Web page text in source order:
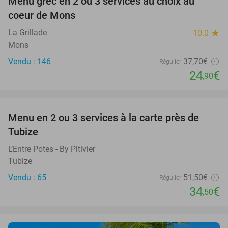
coeur de Mons
La Grillade 10.0 star
Mons
Vendu : 146
Régulier 37,70€
24,90€
33%
Menu en 2 ou 3 services à la carte près de
Tubize
L’Entre Potes - By Pitivier
Tubize
Vendu : 65
Régulier 51,50€
34,50€